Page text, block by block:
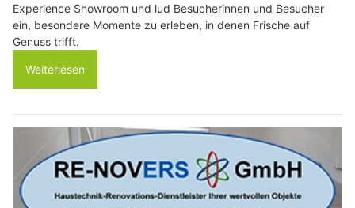
Experience Showroom und lud Besucherinnen und Besucher
ein, besondere Momente zu erleben, in denen Frische auf
Genuss trifft.
Weiterlesen